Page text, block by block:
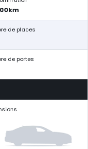
de places
de portes